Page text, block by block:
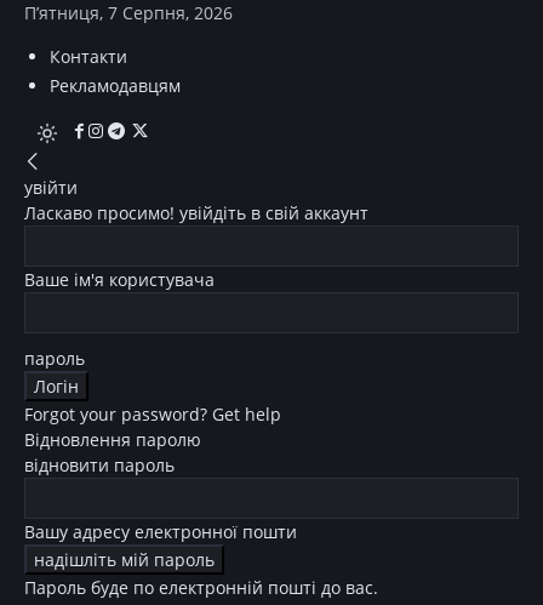
П’ятниця, 7 Серпня, 2026
Контакти
Рекламодавцям
увійти
Ласкаво просимо! увійдіть в свій аккаунт
Ваше ім'я користувача
пароль
Forgot your password? Get help
Відновлення паролю
відновити пароль
Вашу адресу електронної пошти
Пароль буде по електронній пошті до вас.